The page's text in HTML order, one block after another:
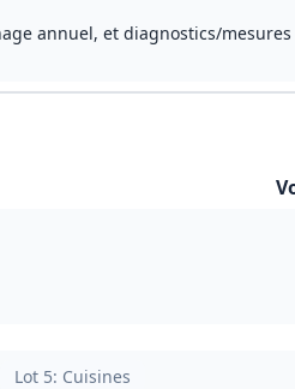
annuel, et diagnostics/
Lot 5: Cuisines